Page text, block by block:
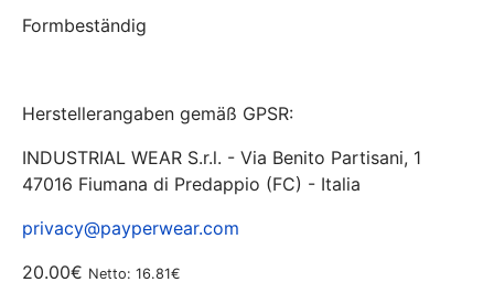
Formbeständig
Herstellerangaben gemäß GPSR:
INDUSTRIAL WEAR S.r.l. - Via Benito Partisani, 1
47016 Fiumana di Predappio (FC) - Italia
privacy@payperwear.com
20.00€ Netto: 16.81€